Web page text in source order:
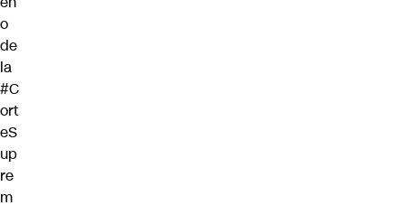
o
de
la
#C
ort
eS
up
re
m